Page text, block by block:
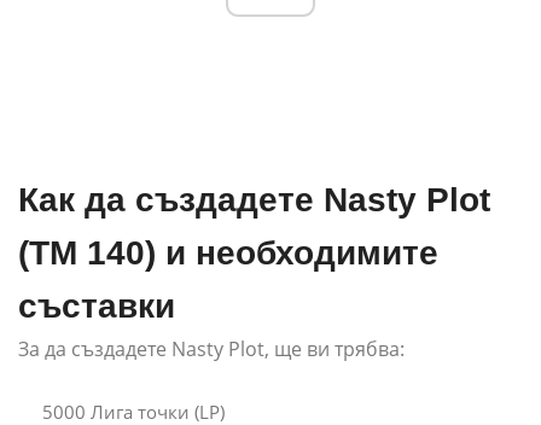
Как да създадете Nasty Plot
(TM 140) и необходимите
съставки
За да създадете Nasty Plot, ще ви трябва:
5000 Лига точки (LP)